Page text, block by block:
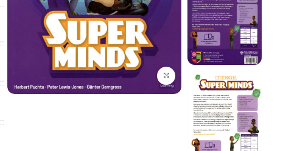
برای بزرگنمایی کلیک کنید